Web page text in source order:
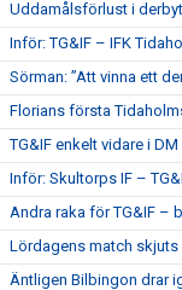
Uddamålsförlust i derbyt
Inför: TG&IF – IFK
Sörman: ”Att vinna ett
Florians första
TG&IF enkelt vidare i DM
Inför: Skultorps IF –
Andra raka för TG&IF –
Lördagens match skjuts
Äntligen Bilbingon drar